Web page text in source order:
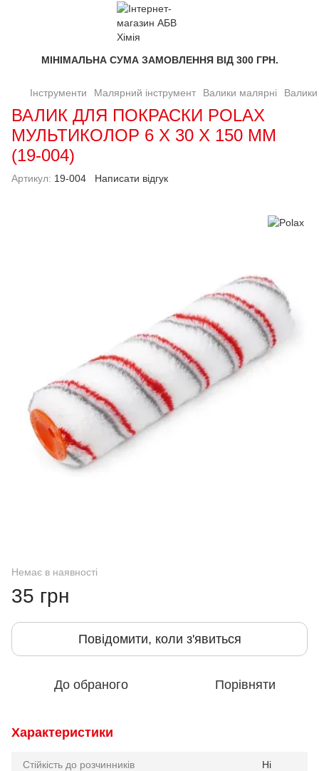
МІНІМАЛЬНА СУМА ЗАМОВЛЕННЯ ВІД 300 ГРН.
Інструменти Малярний інструмент Валики малярні
ВАЛИК ДЛЯ ПОКРАСКИ POLAX
МУЛЬТИКОЛОР 6 Х 30 Х 150 ММ
(19-004)
Артикул: 19-004 Написати відгук
Немає в наявності
35 грн
Повідомити, коли з'явиться
До обраного Порівняти
Характеристики
Стійкість до розчинників Ні